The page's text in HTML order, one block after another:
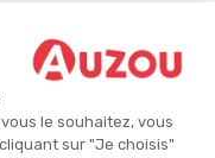
le souhaitez, vous
sur "Je choisis"